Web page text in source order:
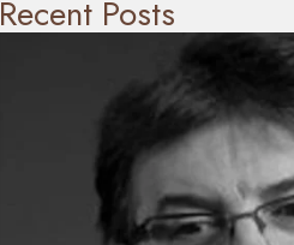
Recent Posts